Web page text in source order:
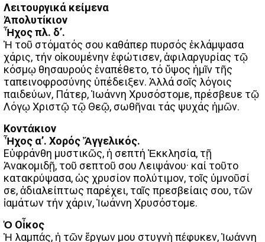
Λειτουργικά κείμενα
Ἀπολυτίκιον
Ἦχος πλ. δ’.
Ἡ τοῦ στόματός σου καθάπερ πυρσός ἐκλάμψασα
χάρις, τήν οἰκουμένην ἐφώτισεν, ἀφιλαργυρίας τῷ
κόσμῳ θησαυρούς ἐναπέθετο, τό ὕψος ἡμῖν τῆς
ταπεινοφροσύνης ὑπέδειξεν. Ἀλλά σοῖς λόγοις
παιδεύων, Πάτερ, Ἰωάννη Χρυσόστομε, πρέσβευε τῷ
Λόγῳ Χριστῷ τῷ Θεῷ, σωθῆναι τάς ψυχάς ἡμῶν.
Κοντάκιον
Ἦχος α’. Χορός Ἄγγελικός.
Εὐφράνθη μυστικῶς, ἡ σεπτή Ἐκκλησία, τῇ
Ἀνακομιδῇ, τοῦ σεπτοῦ σου Λειψάνου· καί τοῦτο
κατακρύψασα, ὡς χρυσίον πολύτιμον, τοῖς ὑμνοῦσί
σε, ἀδιαλείπτως παρέχει, ταῖς πρεσβείαις σου, τῶν
ἰαμάτων τήν χάριν, Ἰωάννη Χρυσόστομε.
Ὁ Οἶκος
Ἡ λαμπάς, ἡ τῶν ἔργων μου στυγνὴ πέφυκεν, Ἰωάννη